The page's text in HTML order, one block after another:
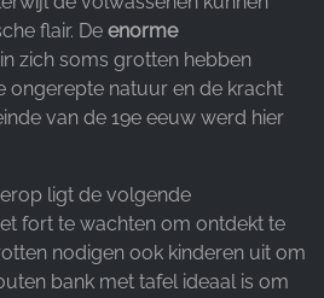
flair. De enorme
zich soms grotten hebben
ongerepte natuur en de kracht
van de 19e eeuw werd hier
ligt de volgende
fort te wachten om ontdekt te
nodigen ook kinderen uit om
bank met tafel ideaal is om
verzamelen anoniem
helpt ons te begrijpen
onze website gebruiken.